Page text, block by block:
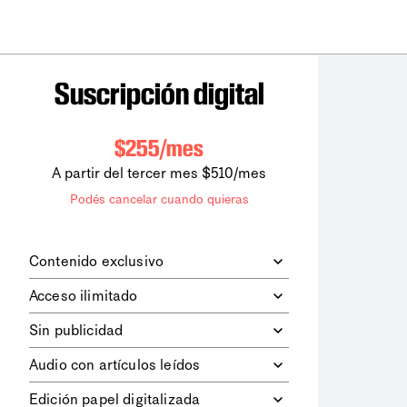
Suscripción digital
$255/mes
A partir del tercer mes $510/mes
Podés cancelar cuando quieras
Contenido exclusivo
digitales dela diaria
los contenidos de Le Monde
diplomatique.
Acceso ilimitado
contenidos.
Sin publicidad
publicitarios.
Audio con artículos leídos
Edición papel digitalizada